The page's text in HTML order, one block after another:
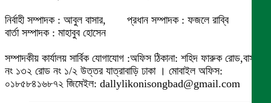
নির্বাহী সম্পাদক : আবুল বাসার, প্রধান সম্পাদক : ফজলে রাব্বি
বার্তা সম্পাদক : মাহাবুব হোসেন
সম্পাদকীয় কার্যালয় সার্বিক যোগাযোগ :অফিস ঠিকানা: শহিদ ফারুক রোড,বাসা
নং ১৩২ রোড নং ১/২ উত্তর যাত্রাবাড়ি ঢাকা । মোবাইল অফিস:
০১৮৫৮৪১৬৮৭২ জিমেইল: dallylikonisongbad@gmail.com